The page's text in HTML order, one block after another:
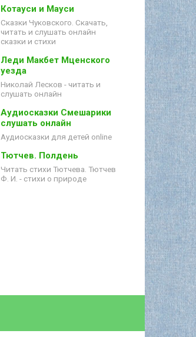
Котауси и Мауси
Сказки Чуковского. Скачать,
читать и слушать онлайн
сказки и стихи
Леди Макбет Мценского
уезда
Николай Лесков - читать и
слушать онлайн
Аудиосказки Смешарики
слушать онлайн
Аудиосказки для детей online
Тютчев. Полдень
Читать стихи Тютчева. Тютчев
Ф. И. - стихи о природе